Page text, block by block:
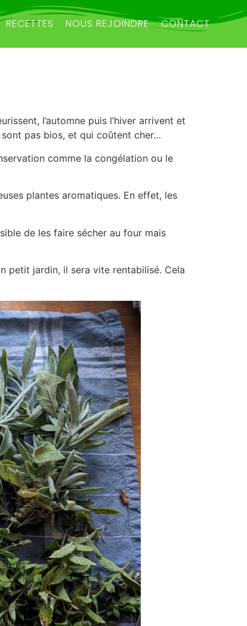
RECETTES NOUS REJOINDRE CONTACT
l’automne puis l’hiver arrivent et
pas bios, et qui coûtent cher…
comme la congélation ou le
plantes aromatiques. En effet, les
de les faire sécher au four mais
petit jardin, il sera vite rentabilisé. Cela